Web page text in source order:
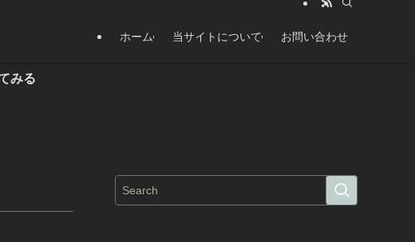
ホーム 当サイトについて お問い合わせ